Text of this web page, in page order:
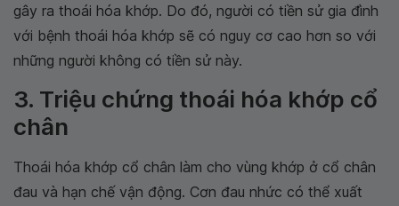
gây ra thoái hóa khớp. Do đó, người có tiền sử gia đình
với bệnh thoái hóa khớp sẽ có nguy cơ cao hơn so với
những người không có tiền sử này.
3. Triệu chứng thoái hóa khớp cổ
chân
Thoái hóa khớp cổ chân làm cho vùng khớp ở cổ chân
đau và hạn chế vận động. Cơn đau nhức có thể xuất